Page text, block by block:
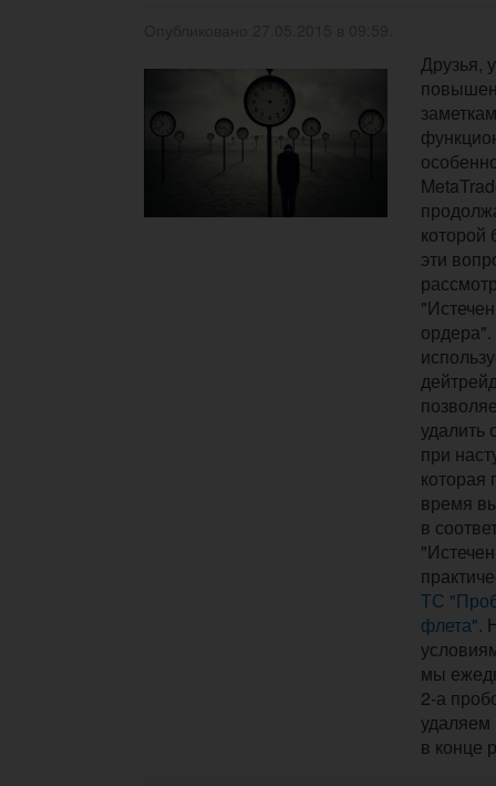
Друзья,
которой
эти
удалить
при
которая
время
в
ТС
флета".
мы
2-а
удаляем
в конце